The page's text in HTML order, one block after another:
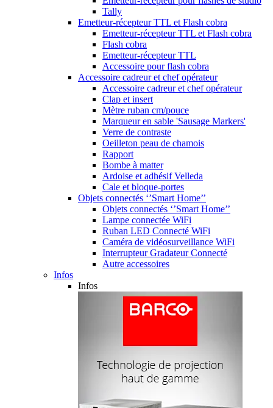
Tally
Emetteur-récepteur TTL et Flash cobra
Emetteur-récepteur TTL et Flash cobra
Flash cobra
Emetteur-récepteur TTL
Accessoire pour flash cobra
Accessoire cadreur et chef opérateur
Accessoire cadreur et chef opérateur
Clap et insert
Mètre ruban cm/pouce
Marqueur en sable 'Sausage Markers'
Verre de contraste
Oeilleton peau de chamois
Rapport
Bombe à matter
Ardoise et adhésif Velleda
Cale et bloque-portes
Objets connectés ‘’Smart Home’’
Objets connectés ‘’Smart Home’’
Lampe connectée WiFi
Ruban LED Connecté WiFi
Caméra de vidéosurveillance WiFi
Interrupteur Gradateur Connecté
Autre accessoires
Infos
Infos